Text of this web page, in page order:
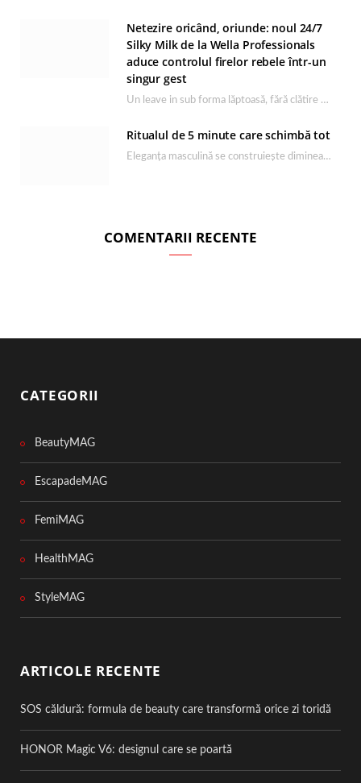
Netezire oricând, oriunde: noul 24/7
Silky Milk de la Wella Professionals
aduce controlul firelor rebele într-un
singur gest
Un leave in sub forma lăptoasă, fără clătire care completează rutina Ultimate Smooth și transformă…
Ritualul de 5 minute care schimbă tot
Eleganța masculină se construiește dimineața, în câteva minute și cu produsele potrivite. O rutină de…
COMENTARII RECENTE
CATEGORII
BeautyMAG
EscapadeMAG
FemiMAG
HealthMAG
StyleMAG
ARTICOLE RECENTE
SOS căldură: formula de beauty care transformă orice zi toridă
HONOR Magic V6: designul care se poartă